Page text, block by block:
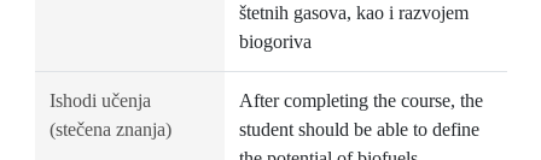
štetnih gasova, kao i razvojem
biogoriva
Ishodi učenja
(stečena znanja)
After completing the course, the
student should be able to define